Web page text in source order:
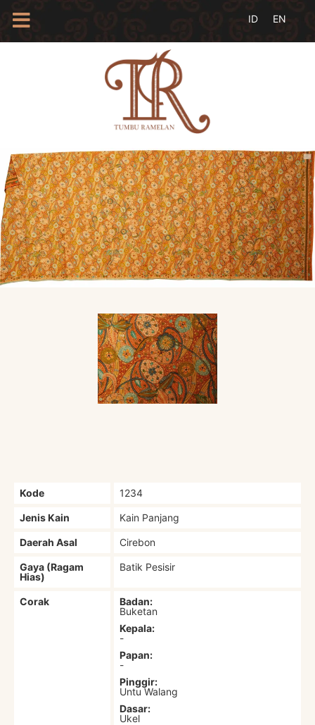
PROFIL
INSAN
BATIK
KAMUS
BATIK
KATALOG
BATIK
TANYA
Kode 1234
Jenis Kain Kain Panjang
Daerah Asal Cirebon
Gaya (Ragam
Hias)
Batik Pesisir
Corak
Badan:
Buketan
Kepala:
-
Papan:
-
Pinggir:
Untu Walang
Dasar:
Ukel